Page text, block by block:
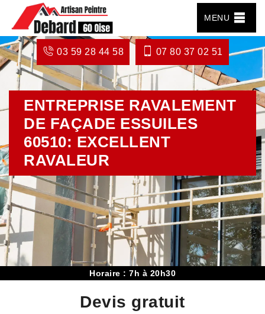
MENU
03 59 28 44 58 07 80 37 02 51
ENTREPRISE RAVALEMENT
DE FAÇADE ESSUILES
60510: EXCELLENT
RAVALEUR
Horaire : 7h à 20h30
Devis gratuit